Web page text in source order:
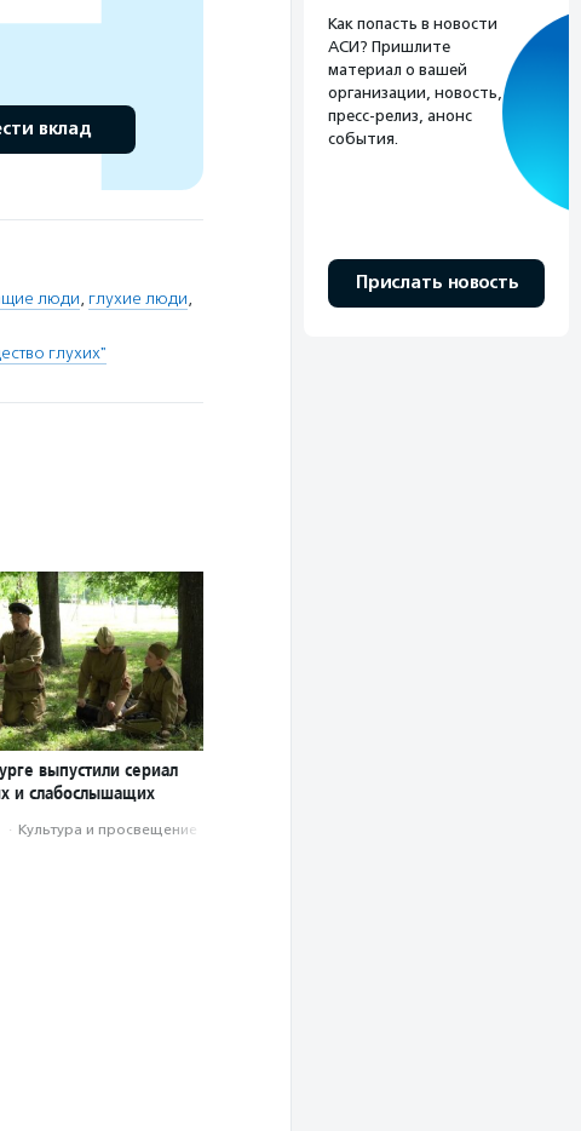
вклад
люди, глухие люди,
глухих"
выпустили сериал
и слабослышащих
· Культура и просвещение
Как попасть в новости
АСИ? Пришлите
материал о вашей
организации, новость,
пресс-релиз, анонс
события.
Прислать новость